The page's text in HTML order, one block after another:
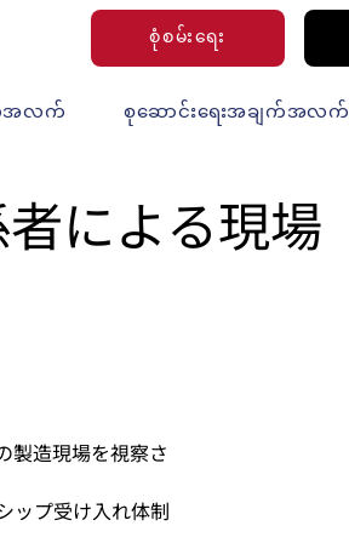
စုံစမ်းရေး
အလက် စုဆောင်းရေးအချက်အလက်
による現場
製造現場を視察さ
ップ受け入れ体制